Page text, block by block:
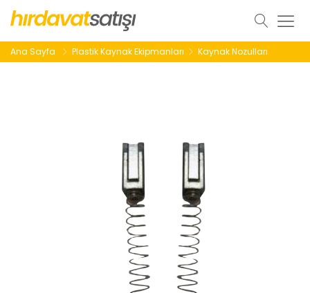
Ana Sayfa Plastik Kaynak Ekipmanları Kaynak Nozulları